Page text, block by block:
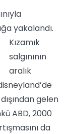
yakalandı.
Kızamık
salgınının
aralık
gelen
ABD, 2000
da